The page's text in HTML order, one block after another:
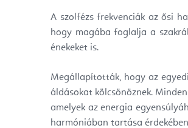
A szolfézs frekvenciák az ősi
hogy magába foglalja a
énekeket is.
Megállapították, hogy az
áldásokat kölcsönöznek.
amelyek az energia
harmóniában tartása